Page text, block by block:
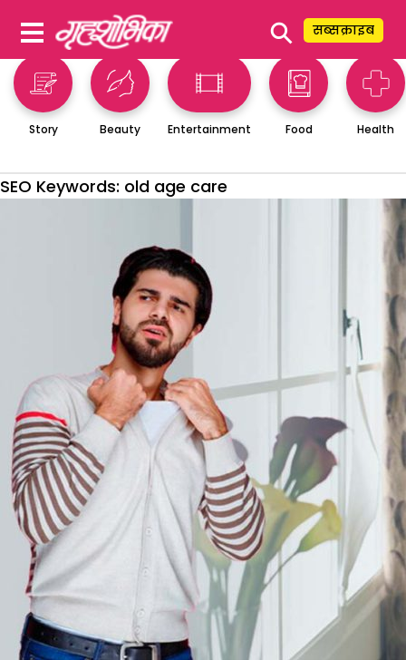
⚲ सब्सक्राइब
Story Beauty Entertainment Food Health
SEO Keywords: old age care